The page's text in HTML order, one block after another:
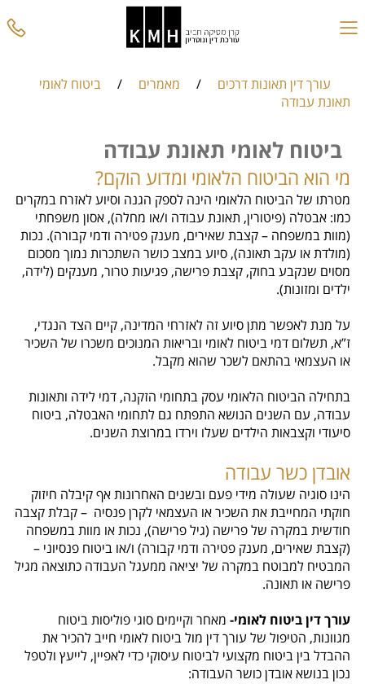
עורך דין תאונות דרכים / מאמרים /
ביטוח לאומי
תאונת עבודה
ביטוח לאומי תאונת עבודה
מי הוא הביטוח הלאומי ומדוע הוקם?
מטרתו של הביטוח הלאומי הינה לספק הגנה וסיוע לאזרח במקרים
כמו: אבטלה (פיטורין, תאונת עבודה ו/או מחלה), אסון משפחתי
(מוות במשפחה – קצבת שאירים, מענק פטירה ודמי קבורה). נכות
(מולדת או עקב תאונה), סיוע במצב כושר השתכרות נמוך מסכום
מסוים שנקבע בחוק, קצבת פרישה, פגיעות טרור, מענקים (לידה,
ילדים ומזונות).
על מנת לאפשר מתן סיוע זה לאזרחי המדינה, קיים הצד הנגדי,
ז”א, תשלום דמי ביטוח לאומי ובריאות המנוכים משכרו של השכיר
או העצמאי בהתאם לשכר שהוא מקבל.
בתחילה הביטוח הלאומי עסק בתחומי הזקנה, דמי לידה ותאונות
עבודה, עם השנים הנושא התפתח גם לתחומי האבטלה, ביטוח
סיעודי וקצבאות הילדים שעלו וירדו במרוצת השנים.
אובדן כשר עבודה
הינו סוגיה שעולה מידי פעם ובשנים האחרונות אף קיבלה חיזוק
חוקתי המחייבת את השכיר או העצמאי לקרן פנסיה – קבלת קצבה
חודשית במקרה של פרישה (גיל פרישה), נכות או מוות במשפחה
(קצבת שאירים, מענק פטירה ודמי קבורה) ו/או ביטוח פנסיוני –
המבטיח למבוטח במקרה של יציאה ממעגל העבודה כתוצאה מגיל
פרישה או תאונה.
עורך דין ביטוח לאומי- מאחר וקיימים סוגי פוליסות ביטוח
מגוונות, הטיפול של עורך דין מול ביטוח לאומי חייב להכיר את
ההבדל בין ביטוח מקצועי לביטוח עיסוקי כדי לאפיין, לייעץ ולטפל
נכון בנושא אובדן כושר העבודה: